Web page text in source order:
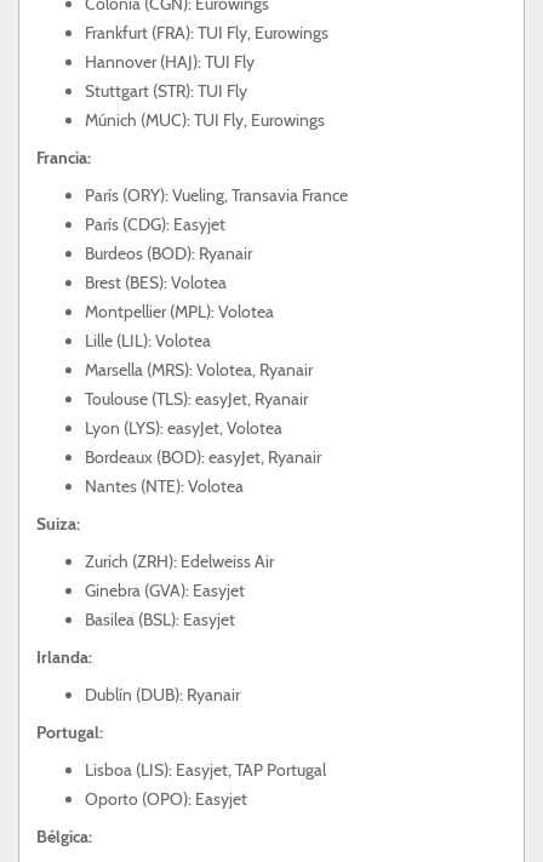
Frankfurt (FRA): TUI Fly, Eurowings
Hannover (HAJ): TUI Fly
Stuttgart (STR): TUI Fly
Múnich (MUC): TUI Fly, Eurowings
Francia:
París (ORY): Vueling, Transavia France
París (CDG): Easyjet
Burdeos (BOD): Ryanair
Brest (BES): Volotea
Montpellier (MPL): Volotea
Lille (LIL): Volotea
Marsella (MRS): Volotea, Ryanair
Toulouse (TLS): easyJet, Ryanair
Lyon (LYS): easyJet, Volotea
Bordeaux (BOD): easyJet, Ryanair
Nantes (NTE): Volotea
Suiza:
Zurich (ZRH): Edelweiss Air
Ginebra (GVA): Easyjet
Basilea (BSL): Easyjet
Irlanda:
Dublín (DUB): Ryanair
Portugal:
Lisboa (LIS): Easyjet, TAP Portugal
Oporto (OPO): Easyjet
Bélgica: